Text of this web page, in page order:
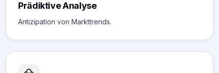
Prädiktive Analyse
Antizipation von Markttrends.